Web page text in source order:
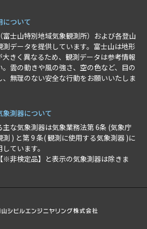
について
士山特別地域気象観測所）および各登山
データを提供しています。富士山は地形
きく異なるため、観測データは参考情報
。雲の動きや風の強さ、空の色など、目の
無理のない安全な行動をお願いいたしま
象測器について
な気象測器は気象業務法第 6条 (気象庁
) と第 9 条( 観測に使用する気象測器 )に
ています。
※非検定品】と表示の気象測器は除きま